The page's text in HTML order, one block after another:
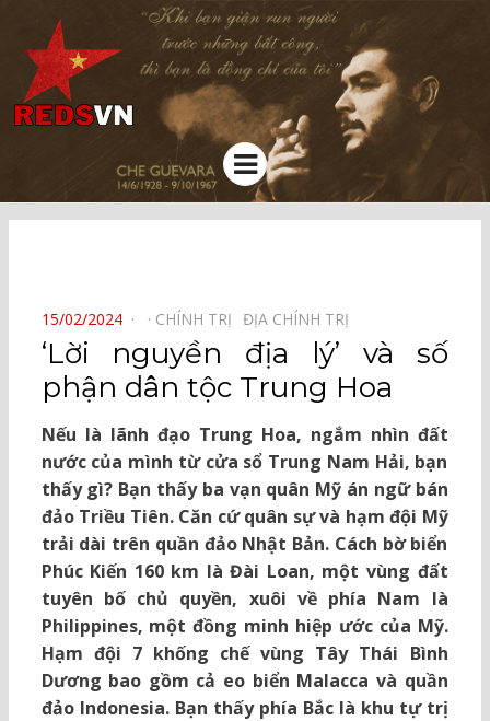
Kênh chia sẻ tri thức cộng đồng
Menu
POSTED
ON
15/02/2024 CHÍNH TRỊ⠀ ĐỊA CHÍNH TRỊ⠀
‘Lời nguyền địa lý’ và số
phận dân tộc Trung Hoa
Nếu là lãnh đạo Trung Hoa, ngắm nhìn đất
nước của mình từ cửa sổ Trung Nam Hải, bạn
thấy gì? Bạn thấy ba vạn quân Mỹ án ngữ bán
đảo Triều Tiên. Căn cứ quân sự và hạm đội Mỹ
trải dài trên quần đảo Nhật Bản. Cách bờ biển
Phúc Kiến 160 km là Đài Loan, một vùng đất
tuyên bố chủ quyền, xuôi về phía Nam là
Philippines, một đồng minh hiệp ước của Mỹ.
Hạm đội 7 khống chế vùng Tây Thái Bình
Dương bao gồm cả eo biển Malacca và quần
đảo Indonesia. Bạn thấy phía Bắc là khu tự trị